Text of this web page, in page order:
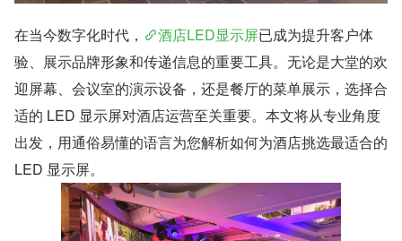
在当今数字化时代， 酒店LED显示屏已成为提升客户体
验、展示品牌形象和传递信息的重要工具。无论是大堂的欢
迎屏幕、会议室的演示设备，还是餐厅的菜单展示，选择合
适的 LED 显示屏对酒店运营至关重要。本文将从专业角度
出发，用通俗易懂的语言为您解析如何为酒店挑选最适合的
LED 显示屏。